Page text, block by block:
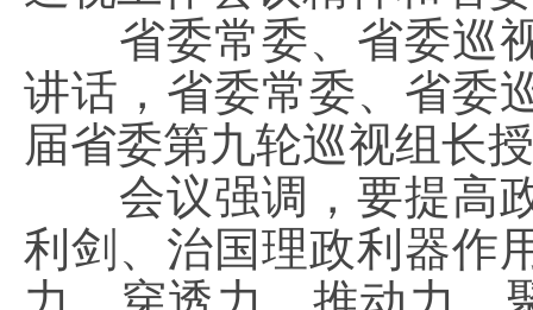
省委常委、省委巡视
讲话，省委常委、省委
届省委第九轮巡视组长
会议强调，要提高政
利剑、治国理政利器作